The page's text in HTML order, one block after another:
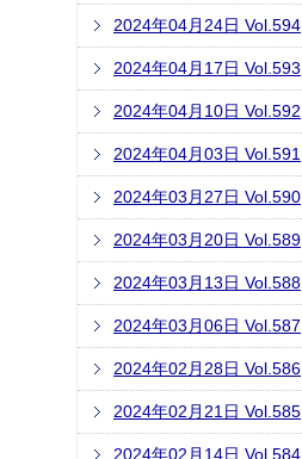
2024年04月24日 Vol.594
2024年04月17日 Vol.593
2024年04月10日 Vol.592
2024年04月03日 Vol.591
2024年03月27日 Vol.590
2024年03月20日 Vol.589
2024年03月13日 Vol.588
2024年03月06日 Vol.587
2024年02月28日 Vol.586
2024年02月21日 Vol.585
2024年02月14日 Vol.584